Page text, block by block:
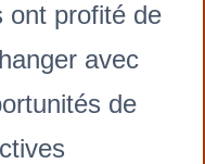
ont profité de
avec
de